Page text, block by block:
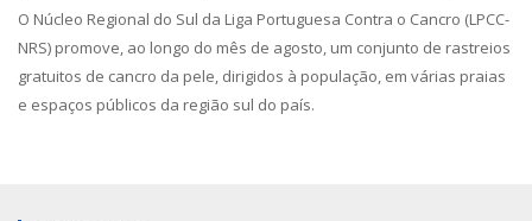
O Núcleo Regional do Sul da Liga Portuguesa Contra o Cancro (LPCC-
NRS) promove, ao longo do mês de agosto, um conjunto de rastreios
gratuitos de cancro da pele, dirigidos à população, em várias praias
e espaços públicos da região sul do país.